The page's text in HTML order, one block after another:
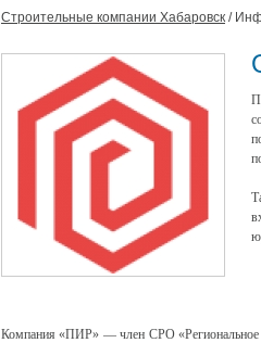
Строительные компании Хабаровск /
Компания «ПИР» — член СРО «Региональное